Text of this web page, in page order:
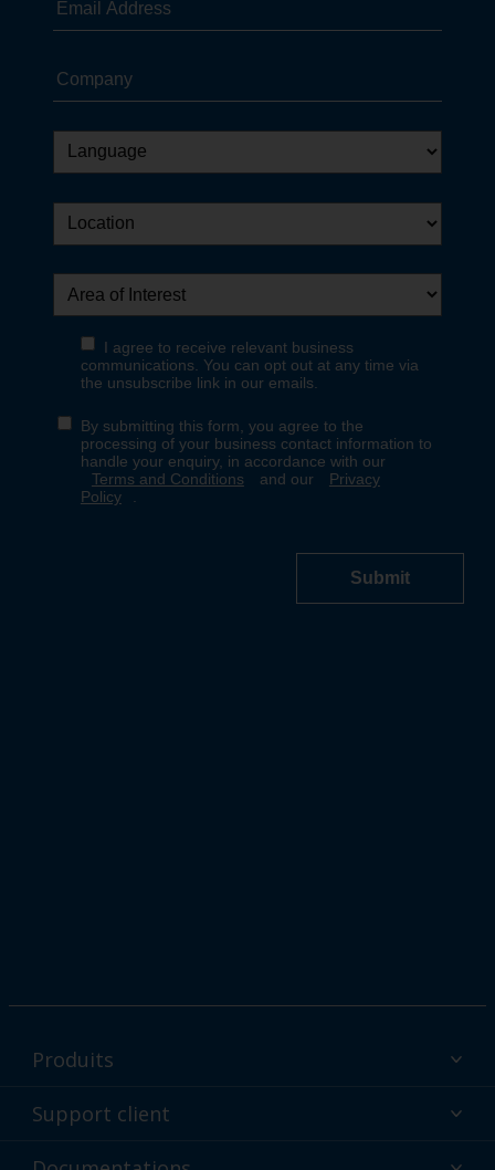
Produits
Peintures en poudre Interpon par industrie
Support client
Assistance technique et support